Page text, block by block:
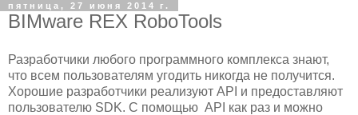
пятница, 27 июня 2014 г.
BIMware REX RoboTools
Разработчики любого программного комплекса знают,
что всем пользователям угодить никогда не получится.
Хорошие разработчики реализуют API и предоставляют
пользователю SDK. С помощью API как раз и можно